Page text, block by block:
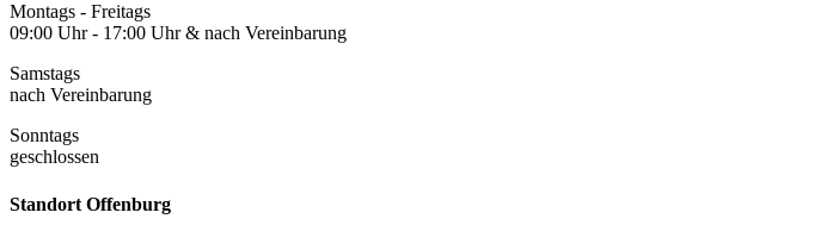
Montags - Freitags
09:00 Uhr - 17:00 Uhr & nach Vereinbarung
Samstags
nach Vereinbarung
Sonntags
geschlossen
Standort Offenburg